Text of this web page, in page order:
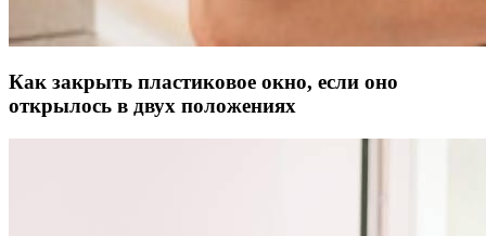
Как закрыть пластиковое окно, если оно
открылось в двух положениях